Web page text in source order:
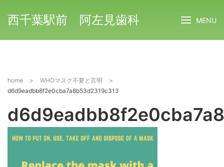
西千葉駅前 阿左見歯科 MENU
home > WHOマスク不要と言明
>
d6d9eadbb8f2e0cba7a8b53d2319c313